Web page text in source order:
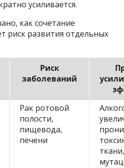
усиливается.
как сочетание
риск развития отдельных
Риск
заболеваний
Рак ротовой
полости,
пищевода,
печени